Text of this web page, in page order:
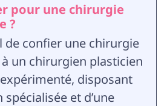
pour une chirurgie
?
confier une chirurgie
un chirurgien plasticien
disposant
et d’une